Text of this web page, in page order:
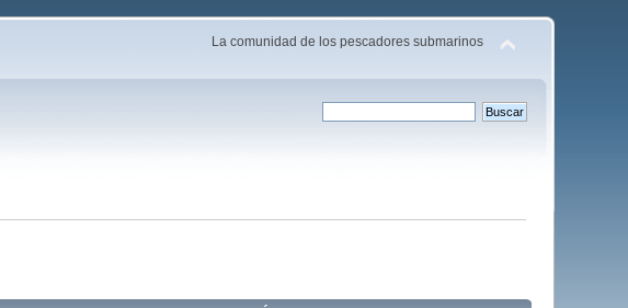
La comunidad de los pescadores submarinos